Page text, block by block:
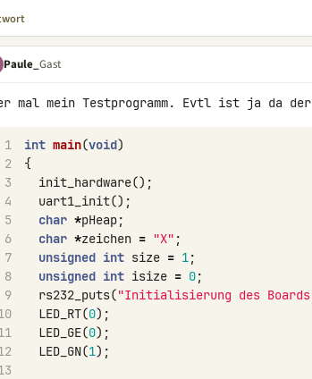
Paule_ Gast
1 int main(void)
2
{
3
init_hardware();
4
uart1_init();
5
char *pHeap;
6
char *zeichen = "X" ;
7
unsigned int size = 1;
8
unsigned int isize = 0;
9
rs232_puts("Initialisierung des
LED_RT(0);
LED_GE(0);
LED_GN(1);